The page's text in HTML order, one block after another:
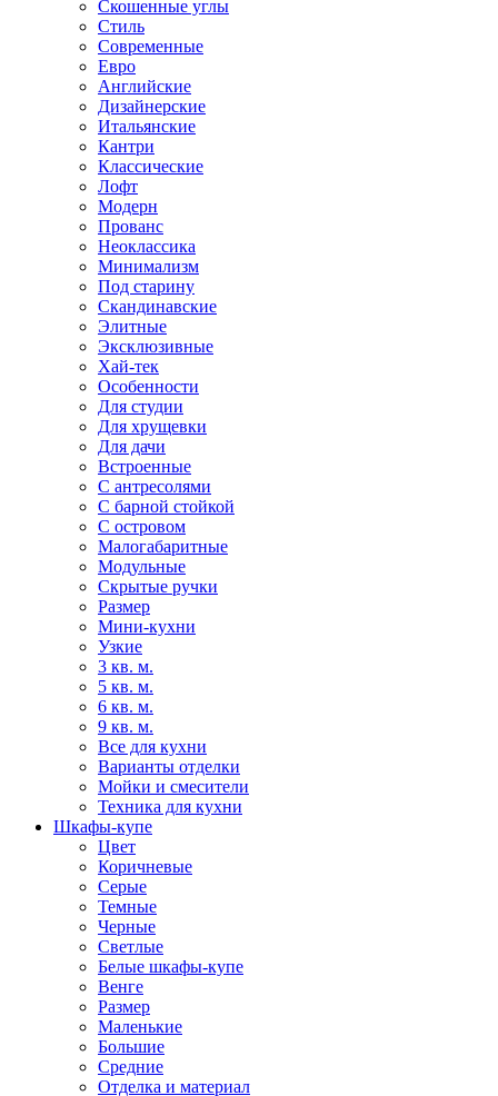
Скошенные углы
Стиль
Современные
Евро
Английские
Дизайнерские
Итальянские
Кантри
Классические
Лофт
Модерн
Прованс
Неоклассика
Минимализм
Под старину
Скандинавские
Элитные
Эксклюзивные
Хай-тек
Особенности
Для студии
Для хрущевки
Для дачи
Встроенные
С антресолями
С барной стойкой
С островом
Малогабаритные
Модульные
Скрытые ручки
Размер
Мини-кухни
Узкие
3 кв. м.
5 кв. м.
6 кв. м.
9 кв. м.
Все для кухни
Варианты отделки
Мойки и смесители
Техника для кухни
Шкафы-купе
Цвет
Коричневые
Серые
Темные
Черные
Светлые
Белые шкафы-купе
Венге
Размер
Маленькие
Большие
Средние
Отделка и материал